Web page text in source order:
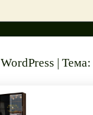
WordPress | Тема: